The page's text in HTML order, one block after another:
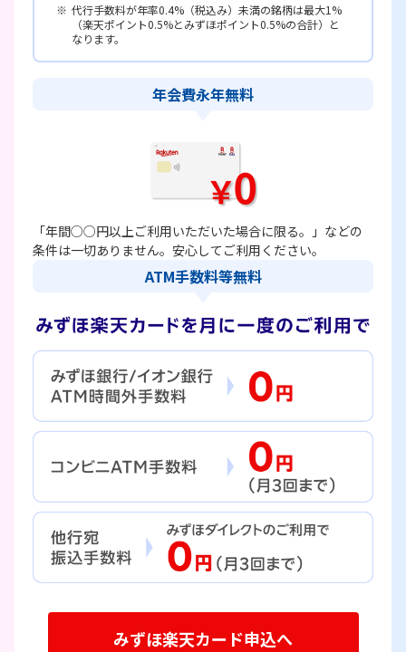
代行手数料が年率0.4%（税込み）未満の銘柄は最大1%
（楽天ポイント0.5%とみずほポイント0.5%の合計）と
なります。
年会費永年無料
「年間○○円以上ご利用いただいた場合に限る。」などの
条件は一切ありません。安心してご利用ください。
ATM手数料等無料
みずほ楽天カード申込へ